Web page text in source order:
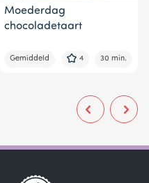
Moederdag
chocoladetaart
Gemiddeld 4 30 min.